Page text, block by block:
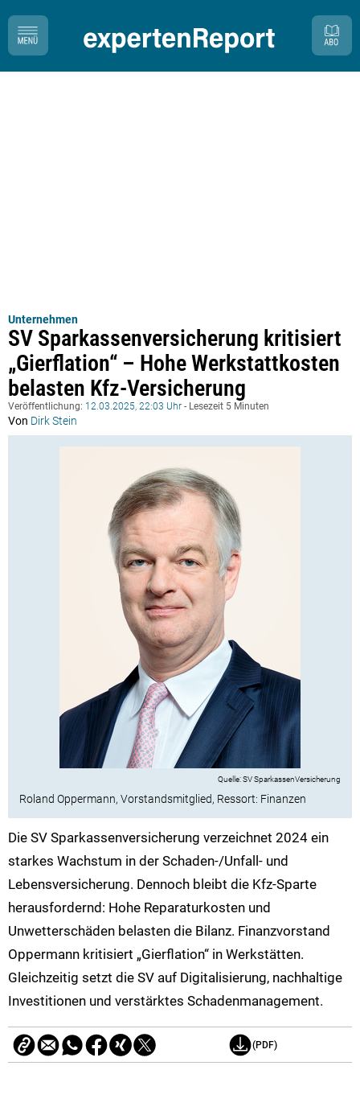
Roland Oppermann, Vorstandsmitglied, Ressort: Finanzen
SV SparkassenVersicherung
Unternehmen
SV Sparkassenversicherung kritisiert
„Gierflation“ – Hohe Werkstattkosten
belasten Kfz-Versicherung
Veröffentlichung: 12.03.2025, 22:03 Uhr - Lesezeit 5 Minuten
Von Dirk Stein
Die SV Sparkassenversicherung verzeichnet 2024 ein
starkes Wachstum in der Schaden-/Unfall- und
Lebensversicherung. Dennoch bleibt die Kfz-Sparte
herausfordernd: Hohe Reparaturkosten und
Unwetterschäden belasten die Bilanz. Finanzvorstand
Oppermann kritisiert „Gierflation“ in Werkstätten.
Gleichzeitig setzt die SV auf Digitalisierung, nachhaltige
Investitionen und verstärktes Schadenmanagement.
(PDF)